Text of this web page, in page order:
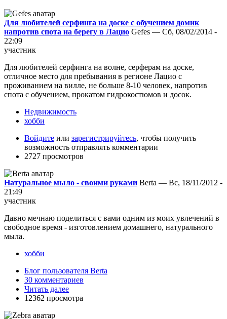
Для любителей серфинга на доске с обучением домик
напротив спота на берегу в Лацио Gefes — Сб, 08/02/2014 -
22:09
участник
Для любителей серфинга на волне, серферам на доске,
отличное место для пребывания в регионе Лацио с
проживанием на вилле, не больше 8-10 человек, напротив
спота с обучением, прокатом гидрокостюмов и досок.
Недвижимость
хобби
Войдите или зарегистрируйтесь, чтобы получить
возможность отправлять комментарии
2727 просмотров
Натуральное мыло - своими руками Berta — Вс, 18/11/2012 -
21:49
участник
Давно мечнаю поделиться с вами одним из моих увлечений в
свободное время - изготовлением домашнего, натурального
мыла.
хобби
Блог пользователя Berta
30 комментариев
Читать далее
12362 просмотра